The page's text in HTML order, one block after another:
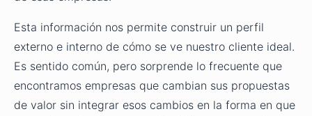
Esta información nos permite construir un perfil
externo e interno de cómo se ve nuestro cliente ideal.
Es sentido común, pero sorprende lo frecuente que
encontramos empresas que cambian sus propuestas
de valor sin integrar esos cambios en la forma en que